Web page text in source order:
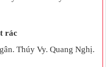
rác
Thúy Vy. Quang Nghị.